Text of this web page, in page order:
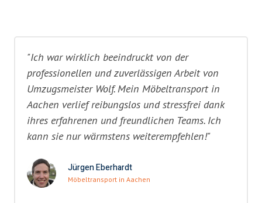
"Ich war wirklich beeindruckt von der
professionellen und zuverlässigen Arbeit von
Umzugsmeister Wolf. Mein Möbeltransport in
Aachen verlief reibungslos und stressfrei dank
ihres erfahrenen und freundlichen Teams. Ich
kann sie nur wärmstens weiterempfehlen!"
Jürgen Eberhardt
Möbeltransport in Aachen